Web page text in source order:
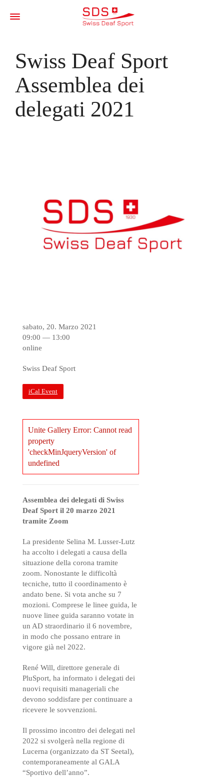
Swiss Deaf Sport
Assemblea dei
delegati 2021
Unite Gallery Error: Cannot read
property
'checkMinJqueryVersion' of
undefined
Assemblea dei delegati di Swiss
Deaf Sport il ​​20 marzo 2021
tramite Zoom
La presidente Selina M. Lusser-Lutz
ha accolto i delegati a causa della
situazione della corona tramite
zoom. Nonostante le difficoltà
tecniche, tutto il coordinamento è
andato bene. Si vota anche su 7
mozioni. Comprese le linee guida, le
nuove linee guida saranno votate in
un AD straordinario il 6 novembre,
in modo che possano entrare in
vigore già nel 2022.
René Will, direttore generale di
PluSport, ha informato i delegati dei
nuovi requisiti manageriali che
devono soddisfare per continuare a
ricevere le sovvenzioni.
Il prossimo incontro dei delegati nel
2022 si svolgerà nella regione di
Lucerna (organizzato da ST Seetal),
contemporaneamente al GALA
“Sportivo dell’anno”.
sabato, 20. Marzo 2021
09:00 — 13:00
online
Swiss Deaf Sport
iCal Event